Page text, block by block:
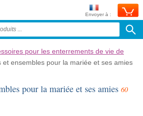
Envoyer à :
pour les enterrements de vie de
et ensembles pour la mariée et ses amies
pour la mariée et ses amies60